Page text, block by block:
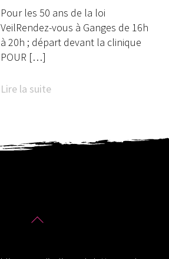
Pour les 50 ans de la loi
VeilRendez-vous à Ganges de 16h
à 20h ; départ devant la clinique
POUR […]
Lire la suite
Back